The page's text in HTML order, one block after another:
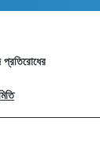
প্রতিরোধের